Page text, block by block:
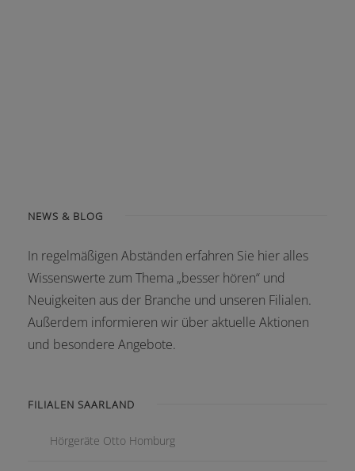
NEWS & BLOG
In regelmäßigen Abständen erfahren Sie hier alles
Wissenswerte zum Thema „besser hören“ und
Neuigkeiten aus der Branche und unseren Filialen.
Außerdem informieren wir über aktuelle Aktionen
und besondere Angebote.
FILIALEN SAARLAND
Hörgeräte Otto Homburg